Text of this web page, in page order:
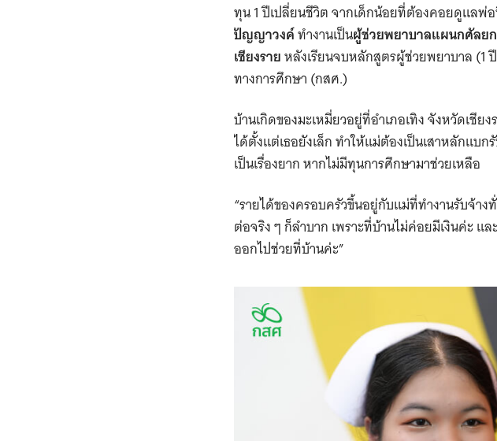
ทุน 1 ปีเปลี่ยนชีวิต จากเด็กน้อยที่ต้องคอยดูแลพ่
ปัญญาวงค์ทำงานเป็นผู้ช่วยพยาบาลแผนกศัลยก
เชียงรายหลังเรียนจบหลักสูตรผู้ช่วยพยาบาล (1
ทางการศึกษา (กสศ.)
บ้านเกิดของมะเหมี่ยวอยู่ที่อำเภอเทิง จังหวัดเชีย
ได้ตั้งแต่เธอยังเล็ก ทำให้แม่ต้องเป็นเสาหลักแบ
เป็นเรื่องยาก หากไม่มีทุนการศึกษามาช่วยเหลือ
“รายได้ของครอบครัวขึ้นอยู่กับแม่ที่ทำงานรับจ้า
ต่อจริง ๆ ก็ลำบาก เพราะที่บ้านไม่ค่อยมีเงินค่ะ แ
ออกไปช่วยที่บ้านค่ะ”